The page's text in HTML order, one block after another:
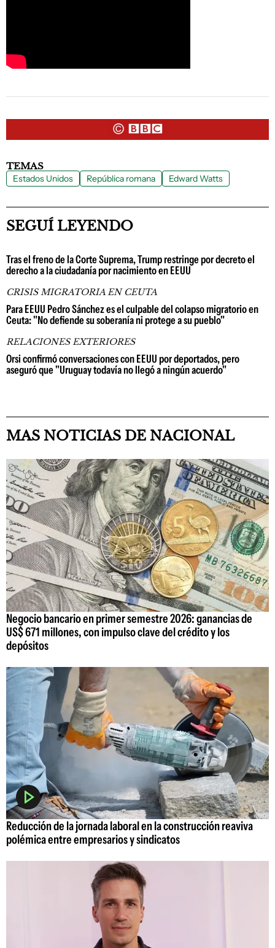
TEMAS
Estados Unidos República romana Edward Watts
SEGUÍ LEYENDO
Tras el freno de la Corte Suprema, Trump restringe por decreto el
derecho a la ciudadanía por nacimiento en EEUU
CRISIS MIGRATORIA EN CEUTA
Para EEUU Pedro Sánchez es el culpable del colapso migratorio en
Ceuta: "No defiende su soberanía ni protege a su pueblo"
RELACIONES EXTERIORES
Orsi confirmó conversaciones con EEUU por deportados, pero
aseguró que "Uruguay todavía no llegó a ningún acuerdo"
MAS NOTICIAS DE NACIONAL
Negocio bancario en primer semestre 2026: ganancias de
US$ 671 millones, con impulso clave del crédito y los
depósitos
Reducción de la jornada laboral en la construcción reaviva
polémica entre empresarios y sindicatos